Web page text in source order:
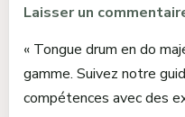
Laisser un
« Tongue drum en do
gamme. Suivez notre
compétences avec des